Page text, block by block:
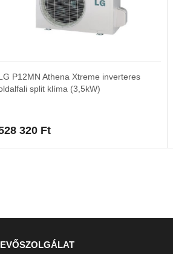
P12MN Athena Xtreme inverteres
split klíma (3,5kW)
320 Ft